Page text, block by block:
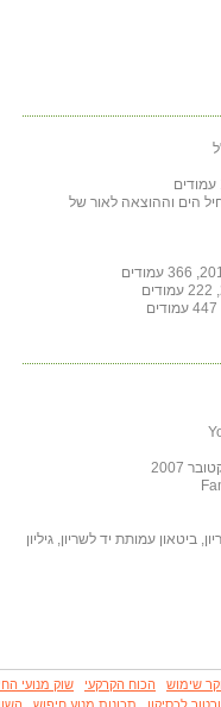
הים וההוצאה לאור של
2007
ביטאון עמותת יד לשריון, גיליון
שימוש הכוח הקרקעי שוק מנועי